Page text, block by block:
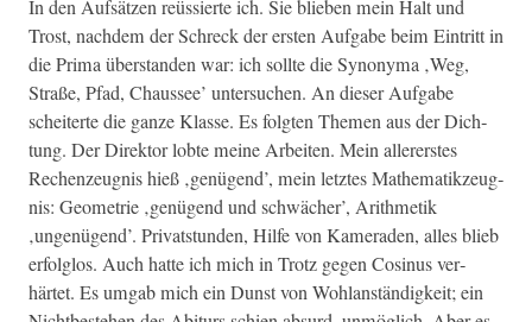
In den Auf­sätzen reüssierte ich. Sie blieben mein Halt und
Trost, nach­dem der Schreck der ersten Auf­gabe beim Ein­tritt in
die Pri­ma über­standen war: ich sollte die Syn­ony­ma ‚Weg,
Straße, Pfad, Chaussee’ unter­suchen. An dieser Auf­gabe
scheit­erte die ganze Klasse. Es fol­gten The­men aus der Dich­
tung. Der Direk­tor lobte meine Arbeit­en. Mein allererstes
Rechen­zeug­nis hieß ‚genü­gend’, mein let­ztes Math­e­matikzeug­
nis: Geome­trie ‚genü­gend und schwäch­er’, Arith­metik
‚ungenü­gend’. Pri­vat­stun­den, Hil­fe von Kam­er­aden, alles blieb
erfol­g­los. Auch hat­te ich mich in Trotz gegen Cos­i­nus ver­
härtet. Es umgab mich ein Dun­st von Wohlanständigkeit; ein